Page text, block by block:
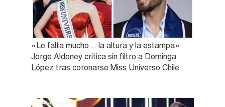
«Le falta mucho… la altura y la estampa»:
Jorge Aldoney critica sin filtro a Dominga
López tras coronarse Miss Universo Chile